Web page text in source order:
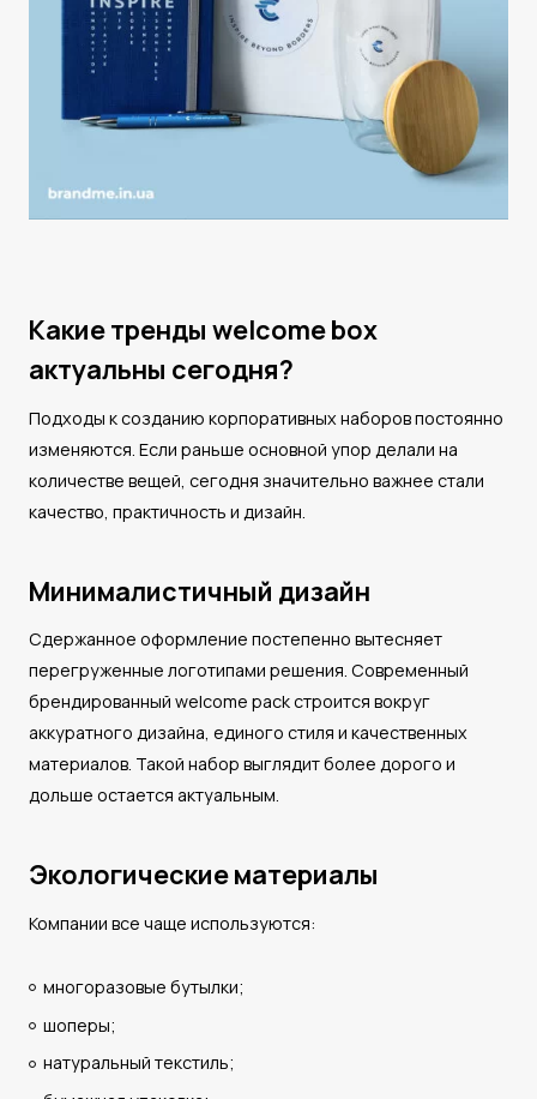
Какие тренды welcome box
актуальны сегодня?
Подходы к созданию корпоративных наборов постоянно
изменяются. Если раньше основной упор делали на
количестве вещей, сегодня значительно важнее стали
качество, практичность и дизайн.
Минималистичный дизайн
Сдержанное оформление постепенно вытесняет
перегруженные логотипами решения. Современный
брендированный welcome pack строится вокруг
аккуратного дизайна, единого стиля и качественных
материалов. Такой набор выглядит более дорого и
дольше остается актуальным.
Экологические материалы
Компании все чаще используются:
многоразовые бутылки;
шоперы;
натуральный текстиль;